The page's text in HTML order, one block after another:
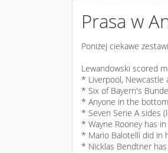
Prasa w
Poniżej ciekawe
Lewandowski scored
* Liverpool, Newcastle
* Six of Bayern's
* Anyone in the
* Seven Serie A sides
* Wayne Rooney has
* Mario Balotelli did in
* Nicklas Bendtner